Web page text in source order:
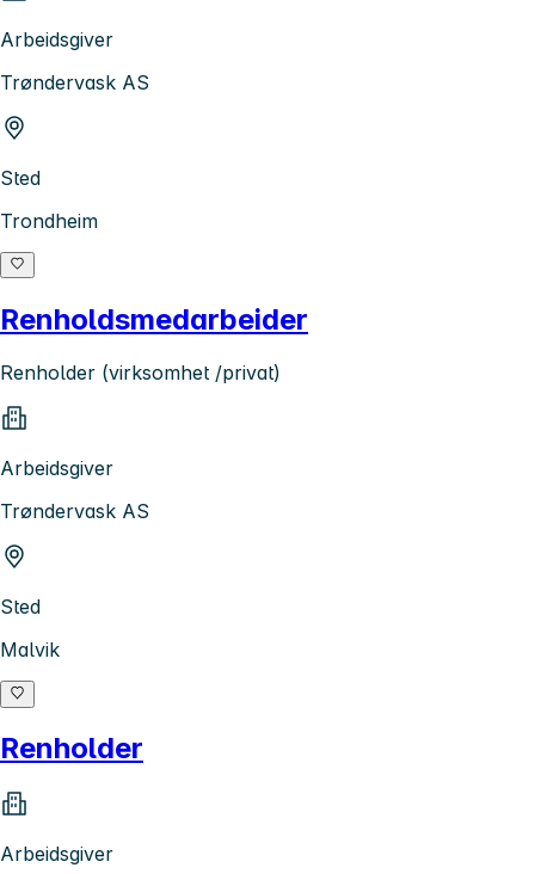
Arbeidsgiver
Trøndervask AS
Sted
Trondheim
Renholdsmedarbeider
Renholder (virksomhet /privat)
Arbeidsgiver
Trøndervask AS
Sted
Malvik
Renholder
Arbeidsgiver